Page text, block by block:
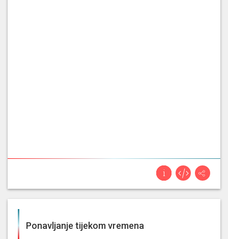
Ponavljanje tijekom vremena